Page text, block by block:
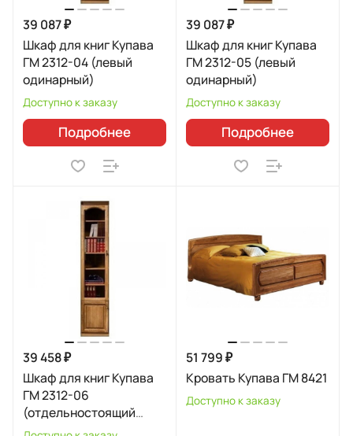
39 087 ₽
Шкаф для книг Купава
ГМ 2312-04 (левый
одинарный)
Доступно к заказу
Подробнее
39 087 ₽
Шкаф для книг Купава
ГМ 2312-05 (левый
одинарный)
Доступно к заказу
Подробнее
39 458 ₽
Шкаф для книг Купава
ГМ 2312-06
(отдельностоящий
правый)
51 799 ₽
Кровать Купава ГМ 8421
Доступно к заказу